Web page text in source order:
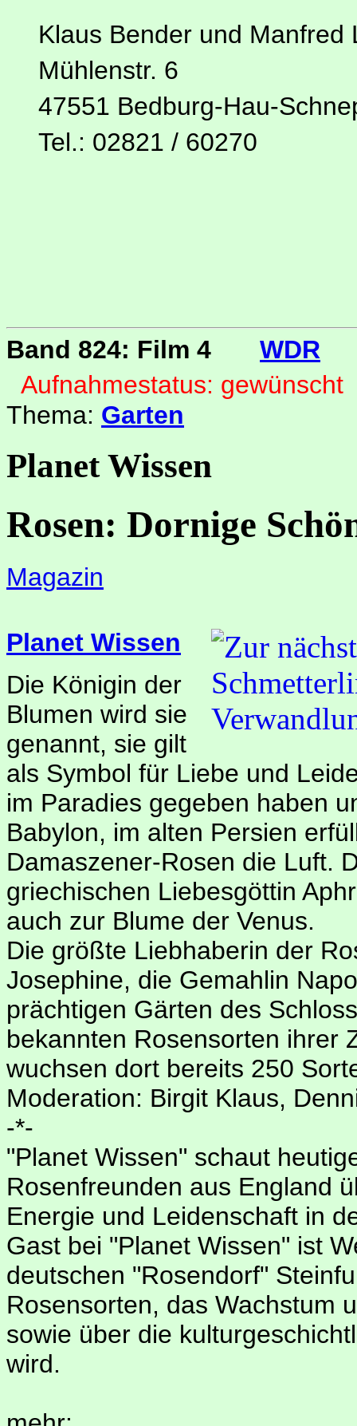
Klaus Bender und Manfred
Mühlenstr. 6
47551 Bedburg-Hau-
Tel.: 02821 / 60270
Band 824: Film 4 WDR
Aufnahmestatus: gewünscht
Thema: Garten
Planet Wissen
Rosen: Dornige
Magazin
Planet Wissen
Die Königin der
Blumen wird sie
genannt, sie gilt
als Symbol für Liebe und
im Paradies gegeben haben
Babylon, im alten Persien
Damaszener-Rosen die Luft.
griechischen Liebesgöttin
auch zur Blume der Venus.
Die größte Liebhaberin der
Josephine, die Gemahlin
prächtigen Gärten des
bekannten Rosensorten ihrer
wuchsen dort bereits 250
Moderation: Birgit Klaus,
-*-
"Planet Wissen" schaut
Rosenfreunden aus England
Energie und Leidenschaft in
Gast bei "Planet Wissen" ist
deutschen "Rosendorf"
Rosensorten, das Wachstum
sowie über die
wird.